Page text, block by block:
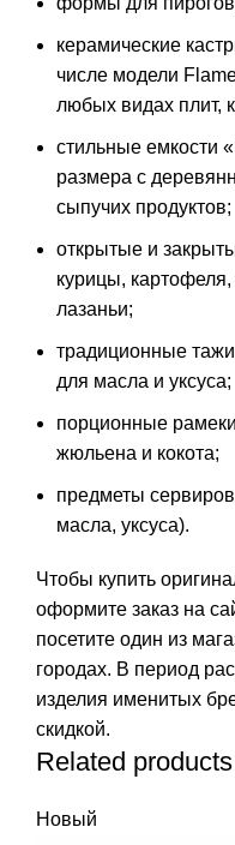
керамические
числе модели
любых видах плит,
стильные емкости
размера с
сыпучих продуктов;
открытые и
курицы,
лазаньи;
традиционные
для масла и уксуса;
порционные
жюльена и кокота;
предметы
масла, уксуса).
Чтобы купить
оформите заказ на
посетите один из
городах. В период
изделия именитых
скидкой.
Related products
Новый